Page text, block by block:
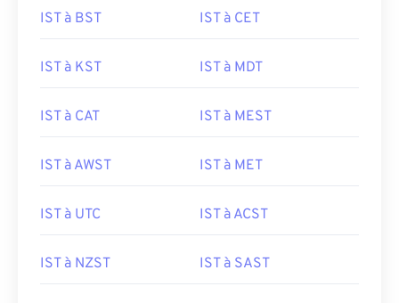
IST à BST IST à CET
IST à KST IST à MDT
IST à CAT IST à MEST
IST à AWST IST à MET
IST à UTC IST à ACST
IST à NZST IST à SAST